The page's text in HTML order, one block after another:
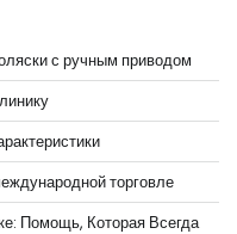
с ручным приводом
торговле
Помощь, Которая Всегда